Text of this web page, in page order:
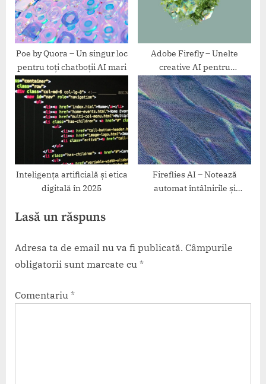
Poe by Quora – Un singur loc
pentru toți chatboții AI mari
Adobe Firefly – Unelte
creative AI pentru
Photoshop și Illustrator
Inteligența artificială și etica
digitală în 2025
Fireflies AI – Notează
automat întâlnirile și
Lasă un răspuns
Adresa ta de email nu va fi publicată. Câmpurile
obligatorii sunt marcate cu *
Comentariu *